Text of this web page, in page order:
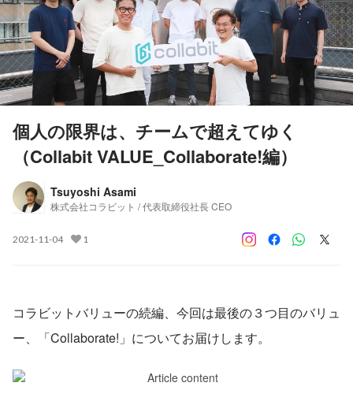
個人の限界は、チームで超えてゆく
（Collabit VALUE_Collaborate!編）
Tsuyoshi Asami
株式会社コラビット / 代表取締役社長 CEO
2021-11-04 1
コラビットバリューの続編、今回は最後の３つ目のバリュ
ー、「Collaborate!」についてお届けします。